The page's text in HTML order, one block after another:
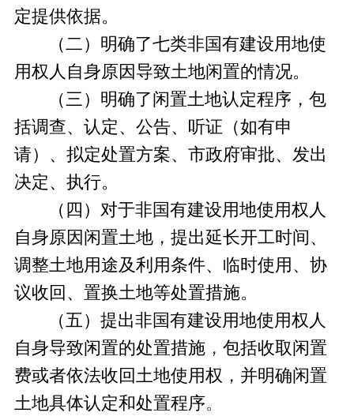
定提供依据。
（二）明确了七类非国有建设用地使
用权人自身原因导致土地闲置的情况。
（三）明确了闲置土地认定程序，包
括调查、认定、公告、听证（如有申
请）、拟定处置方案、市政府审批、发出
决定、执行。
（四）对于非国有建设用地使用权人
自身原因闲置土地，提出延长开工时间、
调整土地用途及利用条件、临时使用、协
议收回、置换土地等处置措施。
（五）提出非国有建设用地使用权人
自身导致闲置的处置措施，包括收取闲置
费或者依法收回土地使用权，并明确闲置
土地具体认定和处置程序。